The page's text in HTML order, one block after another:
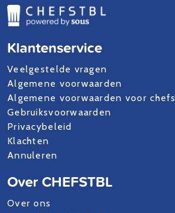
Klantenservice
Veelgestelde vragen
Algemene voorwaarden
Algemene voorwaarden voor chefs
Gebruiksvoorwaarden
Privacybeleid
Klachten
Annuleren
Over CHEFSTBL
Over ons